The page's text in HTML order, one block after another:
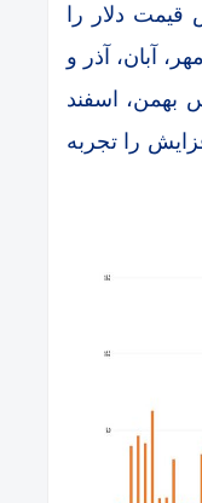
قیمت دلار را
پس از آن ۴ ماه مهر، آبان، آذر و
و سپس بهمن، اسفند
افزایش را تجربه